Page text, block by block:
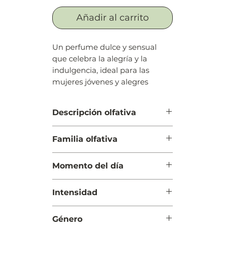
Añadir al carrito
Un perfume dulce y sensual
que celebra la alegría y la
indulgencia, ideal para las
mujeres jóvenes y alegres
Descripción olfativa
durazno
Cuerpo: Caramelo, azahar (flor del
naranjo) y jazmín
Familia olfativa
Momento del día
Intensidad
Género